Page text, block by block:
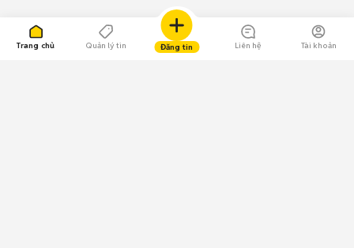
Trang chủ Quản lý tin Đăng tin Liên hệ Tài khoản